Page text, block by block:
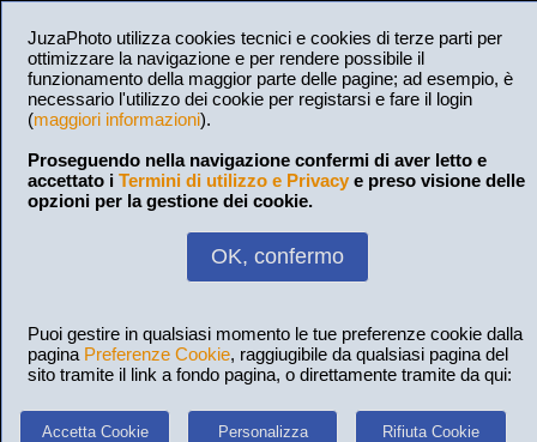
JuzaPhoto utilizza cookies tecnici e cookies di terze parti per
ottimizzare la navigazione e per rendere possibile il
funzionamento della maggior parte delle pagine; ad esempio, è
necessario l'utilizzo dei cookie per registarsi e fare il login
(maggiori informazioni).
Proseguendo nella navigazione confermi di aver letto e
accettato i Termini di utilizzo e Privacy e preso visione delle
opzioni per la gestione dei cookie.
OK, confermo
Puoi gestire in qualsiasi momento le tue preferenze cookie dalla
pagina Preferenze Cookie, raggiugibile da qualsiasi pagina del
sito tramite il link a fondo pagina, o direttamente tramite da qui:
Accetta Cookie Personalizza Rifiuta Cookie